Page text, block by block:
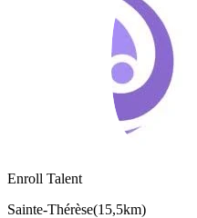
Enroll Talent
Sainte-Thérèse(15,5km)